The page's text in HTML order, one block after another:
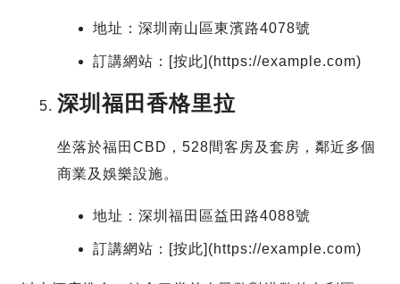
地址：深圳南山區東濱路4078號
訂講網站：[按此](https://example.com)
深圳福田香格里拉
坐落於福田CBD，528間客房及套房，鄰近多個
商業及娛樂設施。
地址：深圳福田區益田路4088號
訂講網站：[按此](https://example.com)